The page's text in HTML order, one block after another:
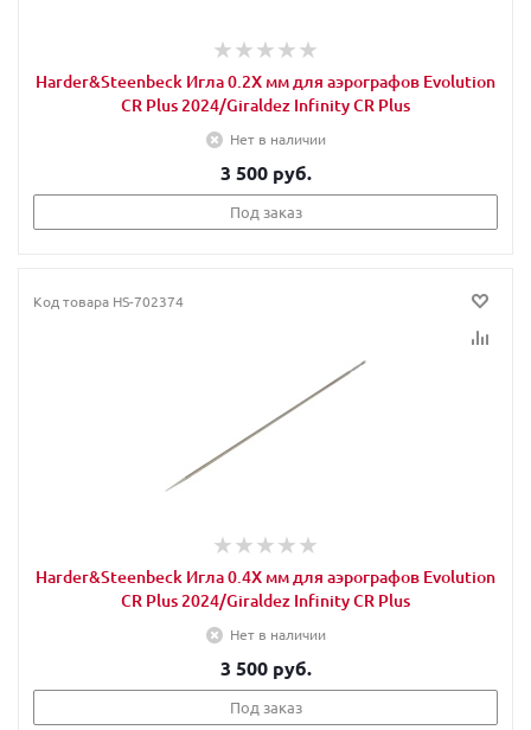
Harder&Steenbeck Игла 0.2X мм для аэрографов Evolution
CR Plus 2024/Giraldez Infinity CR Plus
Нет в наличии
3 500 руб.
Под заказ
Код товара HS-702374
Harder&Steenbeck Игла 0.4X мм для аэрографов Evolution
CR Plus 2024/Giraldez Infinity CR Plus
Нет в наличии
3 500 руб.
Под заказ